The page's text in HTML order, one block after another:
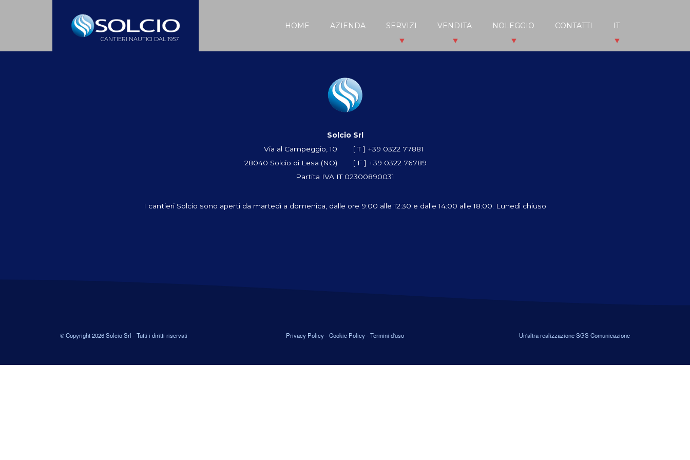
CANTIERI NAUTICI DAL 1957
HOME AZIENDA SERVIZI VENDITA NOLEGGIO CONTATTI IT
Solcio Srl
Via al Campeggio, 10
28040 Solcio di Lesa (NO)
[ T ] +39 0322 77881
[ F ] +39 0322 76789
Partita IVA IT 02300890031
I cantieri Solcio sono aperti da martedì a domenica, dalle ore 9:00 alle 12:30 e dalle 14:00 alle 18:00. Lunedì chiuso
© Copyright 2026 Solcio Srl - Tutti i diritti riservati Privacy Policy-Cookie Policy-Termini d'uso Un'altra realizzazioneSGS Comunicazione